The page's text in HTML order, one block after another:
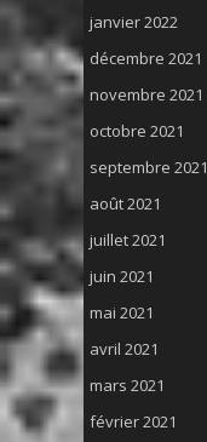
janvier 2022
décembre 2021
novembre 2021
octobre 2021
septembre 2021
août 2021
juillet 2021
juin 2021
mai 2021
avril 2021
mars 2021
février 2021